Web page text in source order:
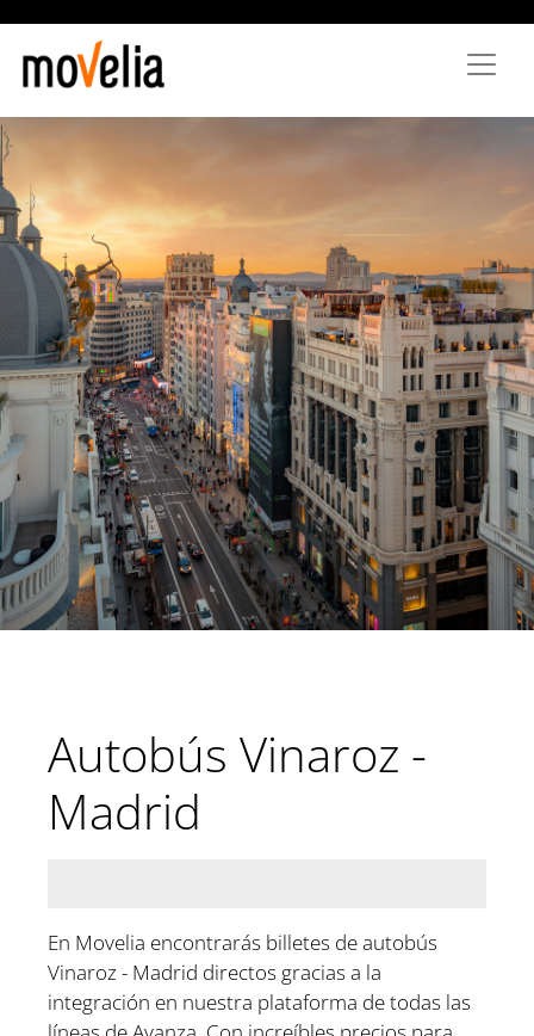
Autobús Vinaroz -
Madrid
En Movelia encontrarás billetes de autobús
Vinaroz - Madrid directos gracias a la
integración en nuestra plataforma de todas las